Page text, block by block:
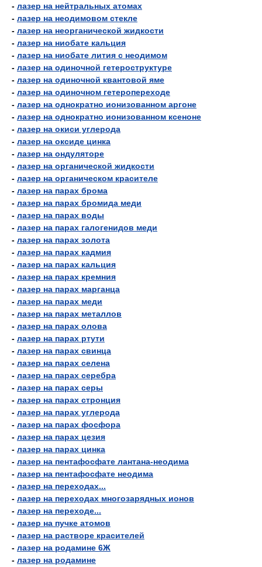
- лазер на нейтральных атомах
- лазер на неодимовом стекле
- лазер на неорганической жидкости
- лазер на ниобате кальция
- лазер на ниобате лития с неодимом
- лазер на одиночной гетероструктуре
- лазер на одиночной квантовой яме
- лазер на одиночном гетеропереходе
- лазер на однократно ионизованном аргоне
- лазер на однократно ионизованном ксеноне
- лазер на окиси углерода
- лазер на оксиде цинка
- лазер на ондуляторе
- лазер на органической жидкости
- лазер на органическом красителе
- лазер на парах брома
- лазер на парах бромида меди
- лазер на парах воды
- лазер на парах галогенидов меди
- лазер на парах золота
- лазер на парах кадмия
- лазер на парах кальция
- лазер на парах кремния
- лазер на парах марганца
- лазер на парах меди
- лазер на парах металлов
- лазер на парах олова
- лазер на парах ртути
- лазер на парах свинца
- лазер на парах селена
- лазер на парах серебра
- лазер на парах серы
- лазер на парах стронция
- лазер на парах углерода
- лазер на парах фосфора
- лазер на парах цезия
- лазер на парах цинка
- лазер на пентафосфате лантана-неодима
- лазер на пентафосфате неодима
- лазер на переходах...
- лазер на переходах многозарядных ионов
- лазер на переходе...
- лазер на пучке атомов
- лазер на растворе красителей
- лазер на родамине 6Ж
- лазер на родамине